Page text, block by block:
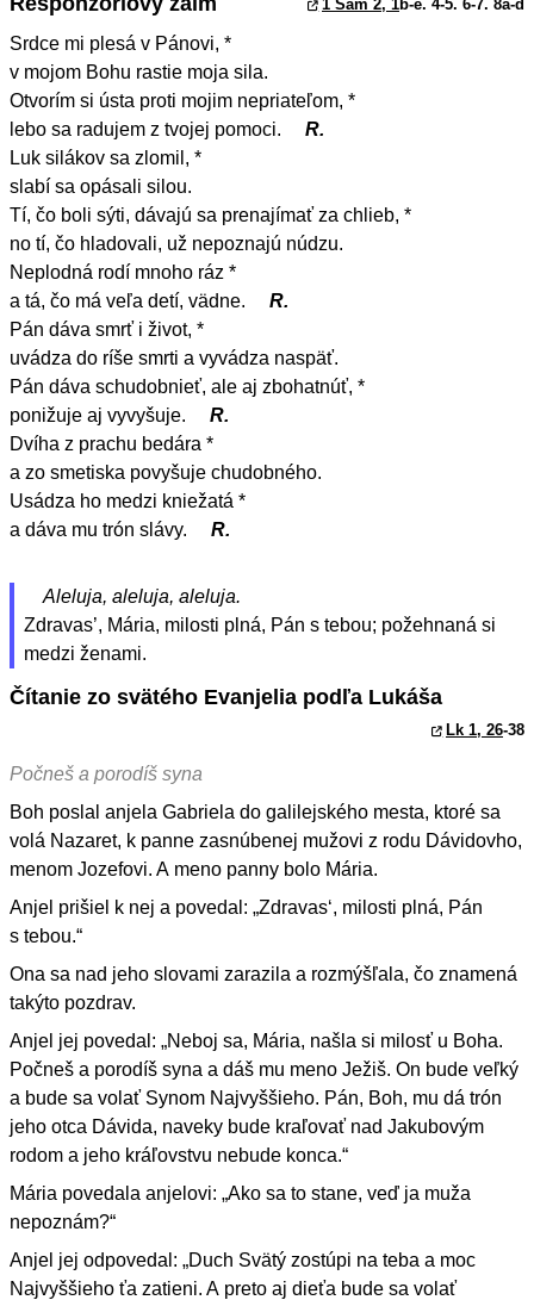
1 Sam 2, 1b-e. 4-5. 6-7. 8a-d
Srdce mi plesá v Pánovi, *
v mojom Bohu rastie moja sila.
Otvorím si ústa proti mojim nepriateľom, *
lebo sa radujem z tvojej pomoci.
R.
Luk silákov sa zlomil, *
slabí sa opásali silou.
Tí, čo boli sýti, dávajú sa prenajímať za chlieb, *
no tí, čo hladovali, už nepoznajú núdzu.
Neplodná rodí mnoho ráz *
a tá, čo má veľa detí, vädne.
R.
Pán dáva smrť i život, *
uvádza do ríše smrti a vyvádza naspäť.
Pán dáva schudobnieť, ale aj zbohatnúť, *
ponižuje aj vyvyšuje.
R.
Dvíha z prachu bedára *
a zo smetiska povyšuje chudobného.
Usádza ho medzi kniežatá *
a dáva mu trón slávy.
R.
Aleluja, aleluja, aleluja.
Zdravas’, Mária, milosti plná, Pán s tebou; požehnaná si
medzi ženami.
Čítanie zo svätého Evanjelia podľa Lukáša
Lk 1, 26-38
Počneš a porodíš syna
Boh poslal anjela Gabriela do galilejského mesta, ktoré sa
volá Nazaret, k panne zasnúbenej mužovi z rodu Dávidovho,
menom Jozefovi. A meno panny bolo Mária.
Anjel prišiel k nej a povedal: „Zdravas‘, milosti plná, Pán
s tebou.“
Ona sa nad jeho slovami zarazila a rozmýšľala, čo znamená
takýto pozdrav.
Anjel jej povedal: „Neboj sa, Mária, našla si milosť u Boha.
Počneš a porodíš syna a dáš mu meno Ježiš. On bude veľký
a bude sa volať Synom Najvyššieho. Pán, Boh, mu dá trón
jeho otca Dávida, naveky bude kraľovať nad Jakubovým
rodom a jeho kráľovstvu nebude konca.“
Mária povedala anjelovi: „Ako sa to stane, veď ja muža
nepoznám?“
Anjel jej odpovedal: „Duch Svätý zostúpi na teba a moc
Najvyššieho ťa zatieni. A preto aj dieťa bude sa volať